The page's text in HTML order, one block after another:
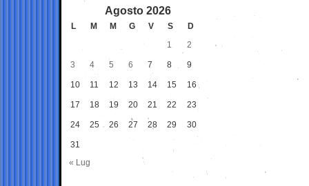
Agosto 2026
L M M G V S
D
1
2
3 4 5 6 7 8 9
10 11 12 13 14 15 16
17 18 19 20 21 22 23
24 25 26 27 28 29 30
31
« Lug